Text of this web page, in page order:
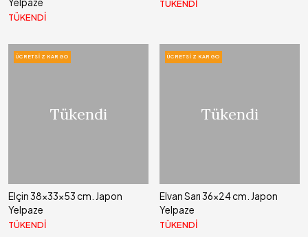
TÜKENDİ
TÜKENDİ
Tükendi
ÜCRETSIZ KARGO
Elçin 38x33x53 cm. Japon
Yelpaze
TÜKENDİ
Tükendi
ÜCRETSIZ KARGO
Elvan Sarı 36x24 cm. Japon
Yelpaze
TÜKENDİ